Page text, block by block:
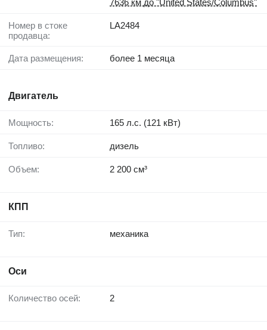
7636 км до "United States/Columbus"
Номер в стоке
продавца:
LA2484
Дата размещения: более 1 месяца
Двигатель
Мощность: 165 л.с. (121 кВт)
Топливо: дизель
Объем: 2 200 см³
КПП
Тип: механика
Оси
Количество осей: 2